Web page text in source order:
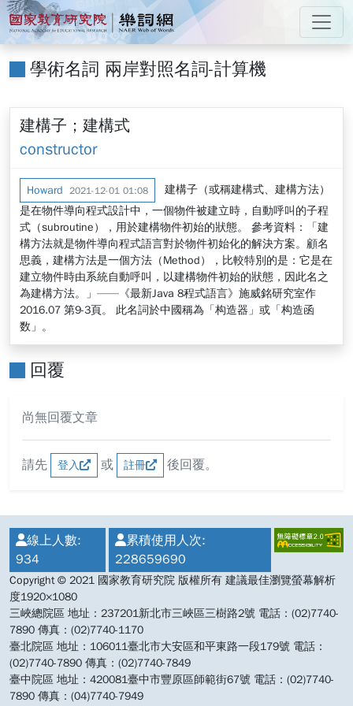
跳到主要內容
:::
國家教育研究院 樂詞網
學術名詞 兩岸對照名詞-計算機
建構子；建構式
constructor
Howard 2021-12-01 01:08
建構子（或稱建構式、建構方法）
是在物件導向程式設計中，一個物件被建立時，自動呼叫的子程
式（subroutine），用於建構物件初始的狀態。 參考資料：「建
構方法就是物件導向程式語言對於物件初始化的解決方案。顧名
思義，建構方法是一個方法（Method），比較特別的是：它是在
建立物件時由系統自動呼叫，以建構物件初始的狀態，因此名之
為建構方法。」——《最新Java 8程式語言》施威銘研究室作
2016.07 第9-3頁。 此名詞於中國稱為「构造器」或「构造函
数」。
回覆
尚無回覆文章
請先 登入 或 註冊 後回覆。
線上人數:
934
累積使用人次:
228659690
Copyright © 2021 國家教育研究院 版權所有 建議最佳瀏覽螢幕解析
度1920×1080
三峽總院區 地址：237201新北市三峽區三樹路2號 電話：(02)7740-
7890 傳真：(02)7740-1170
臺北院區 地址：106011臺北市大安區和平東路一段179號 電話：
(02)7740-7890 傳真：(02)7740-7849
臺中院區 地址：420081臺中市豐原區師範街67號 電話：(02)7740-
7890 傳真：(04)7740-7949